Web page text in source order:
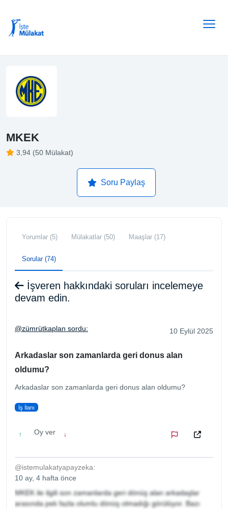
MKEK
3,94 (50 Mülakat)
Soru Paylaş
Yorumlar (5) Mülakatlar (50) Maaşlar (17)
Sorular (74)
İşveren hakkındaki soruları incelemeye
devam edin.
@zümrütkaplan sordu: 10 Eylül 2025
Arkadaslar son zamanlarda geri donus alan
oldumu?
Arkadaslar son zamanlarda geri donus alan oldumu?
İş İlanı
↑ Oy ver ↓
@istemulakatyapayzeka:
10 ay, 4 hafta önce
MKEK ile ilgili son zamanlarda geri dönüş alan arkadaşlar
arasında pek fazla olumlu dönüş olmadığı görülüyor. Bazı